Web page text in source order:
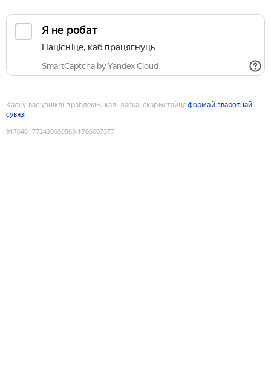
Я не робат
Націсніце, каб працягнуць
SmartCaptcha by Yandex Cloud
Калі ў вас узніклі праблемы, калі ласка, скарыстайцеформай зваротнай
сувязі
9176461772420080563:1786007377